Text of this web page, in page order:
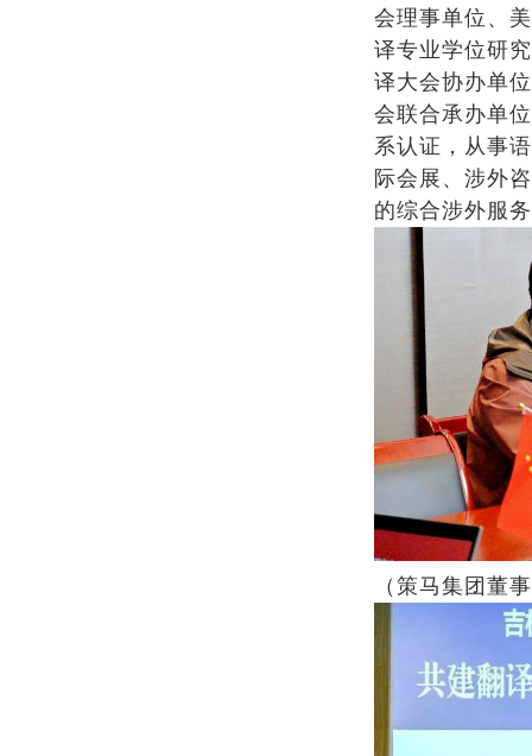
会理事单位、
译专业学位研
译大会协办单
会联合承办单
系认证，从事
际会展、涉外
的综合涉外服
（策马集团董